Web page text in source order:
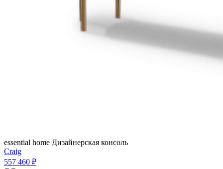
essential home Дизайнерская консоль
Craig
557 460 ₽